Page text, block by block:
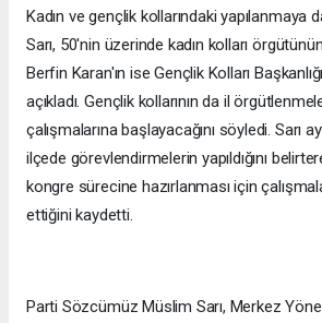
Kadın ve gençlik kollarındaki yapılanmaya
Sarı, 50'nin üzerinde kadın kolları
Berfin Karan'ın ise Gençlik Kolları
açıkladı. Gençlik kollarının da il
çalışmalarına başlayacağını söyledi. Sarı
ilçede görevlendirmelerin yapıldığını
kongre sürecine hazırlanması için
ettiğini kaydetti.
Parti Sözcümüz Müslim Sarı, Merkez